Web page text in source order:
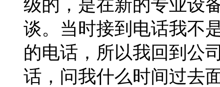
级的，是在新的专业设
谈。当时接到电话我不
的电话，所以我回到公
话，问我什么时间过去